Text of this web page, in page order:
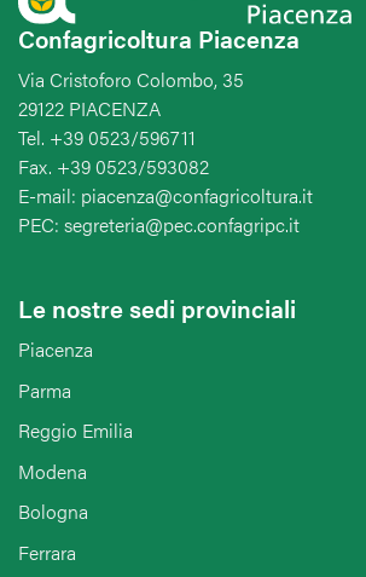
Confagricoltura Piacenza
Via Cristoforo Colombo, 35
29122 PIACENZA
Tel. +39 0523/596711
Fax. +39 0523/593082
E-mail: piacenza@confagricoltura.it
PEC: segreteria@pec.confagripc.it
Le nostre sedi provinciali
Piacenza
Parma
Reggio Emilia
Modena
Bologna
Ferrara